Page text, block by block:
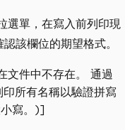
display
選單，在寫入前列印現
該欄位的期望格式。
文件中不存在。 通過
印所有名稱以驗證拼寫
寫。)]